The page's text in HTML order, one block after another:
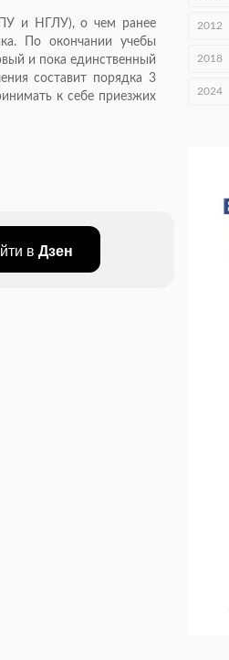
и НГЛУ), о чем ранее
По окончании учебы
и пока единственный
составит порядка 3
к себе приезжих
в Дзен
2012
2018
2024